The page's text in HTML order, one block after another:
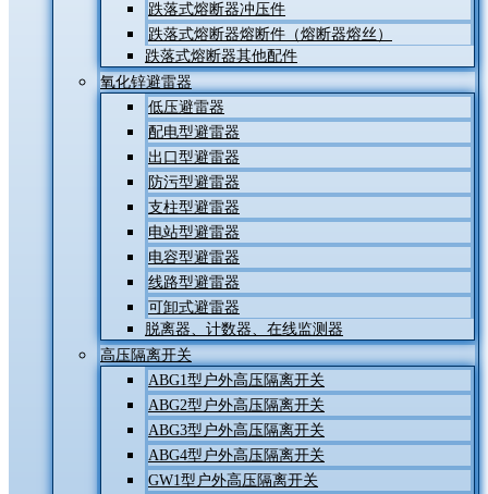
跌落式熔断器冲压件
跌落式熔断器熔断件（熔断器熔丝）
跌落式熔断器其他配件
氧化锌避雷器
低压避雷器
配电型避雷器
出口型避雷器
防污型避雷器
支柱型避雷器
电站型避雷器
电容型避雷器
线路型避雷器
可卸式避雷器
脱离器、计数器、在线监测器
高压隔离开关
ABG1型户外高压隔离开关
ABG2型户外高压隔离开关
ABG3型户外高压隔离开关
ABG4型户外高压隔离开关
GW1型户外高压隔离开关